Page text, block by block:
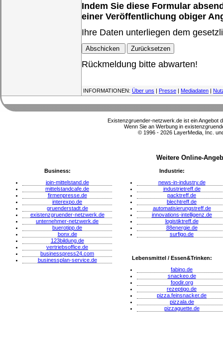
Indem Sie diese Formular
einer Veröffentlichung obiger
Ihre Daten unterliegen dem
Rückmeldung bitte abwarten!
INFORMATIONEN: Über uns | Presse | Mediadaten |
Existenzgruender-netzwerk.de ist ein Angebot
Wenn Sie an Werbung in
© 1996 - 2026 LayerMedia, Inc.
Weitere Online-
Business:
join-mittelstand.de
mittelstandcafe.de
firmenpresse.de
interexpo.de
gruenderstadt.de
existenzgruender-netzwerk.de
unternehmer-netzwerk.de
buerotipp.de
bonx.de
123bildung.de
vertriebsoffice.de
businesspress24.com
businessplan-service.de
Industrie:
news-in-industry.de
industrietreff.de
packtreff.de
blechtreff.de
automatisierungstreff.de
innovations-intelligenz.de
logistiktreff.de
88energie.de
surfigo.de
Lebensmittel / Essen&Trinken:
fabino.de
snackeo.de
foodir.org
rezeptigo.de
pizza.feinsnacker.de
pizzala.de
pizzaguette.de